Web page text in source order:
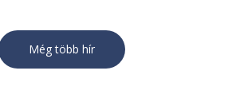
Még több hír